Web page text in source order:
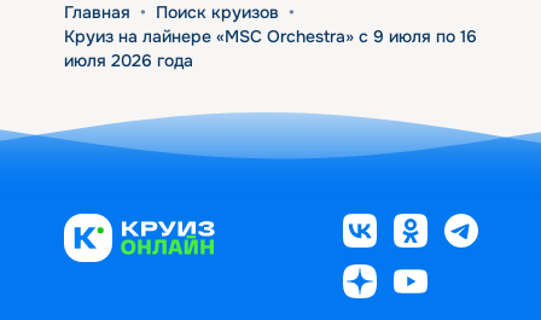
Главная • Поиск круизов •
Круиз на лайнере «MSC Orchestra» с 9 июля по 16
июля 2026 года